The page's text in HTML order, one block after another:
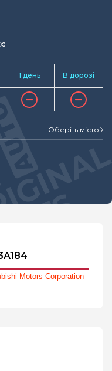
1 день В дорозі
Оберіть місто
Motors Corporation